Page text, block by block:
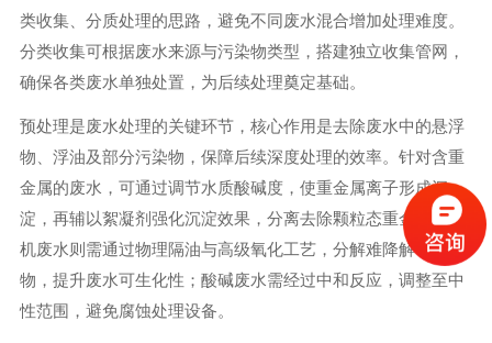
类收集、分质处理的思路，避免不同废水混合增加处理难度。
分类收集可根据废水来源与污染物类型，搭建独立收集管网，
确保各类废水单独处置，为后续处理奠定基础。
预处理是废水处理的关键环节，核心作用是去除废水中的悬浮
物、浮油及部分污染物，保障后续深度处理的效率。针对含重
金属的废水，可通过调节水质酸碱度，使重金属离子形成沉
淀，再辅以絮凝剂强化沉淀效果，分离去除颗粒态重金属；有
机废水则需通过物理隔油与高级氧化工艺，分解难降解有机
物，提升废水可生化性；酸碱废水需经过中和反应，调整至中
性范围，避免腐蚀处理设备。